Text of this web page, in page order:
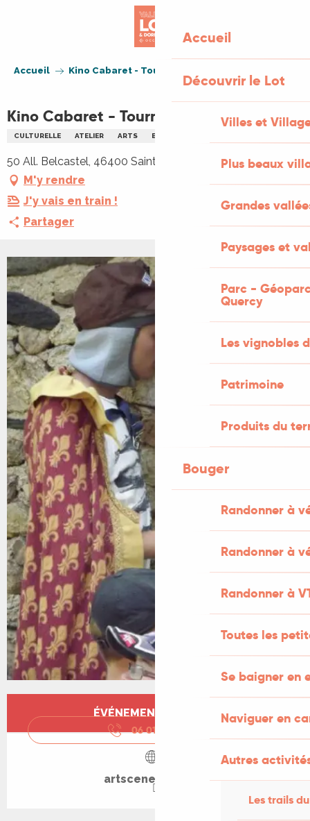
Accueil
Découvrir le Lot
Villes et
Plus beaux
Grandes
Paysages et
Parc -
Quercy
Les vignobles
Patrimoine
Produits du
Bouger
Randonner à
Randonner à
Randonner à
Toutes les
Se baigner en
Naviguer en
Autres
Les trails
Accueil Kino Cabaret - Tournage Court-Métrage
Kino Cabaret - Tournage Court-Métrage
CULTURELLE ATELIER ARTS BIEN-ÊTRE
50 All. Belcastel, 46400 Saint-Vincent-du-Pendit
M'y rendre
J'y vais en train !
Partager
Ouverture et coordonnées
ÉVÉNEMENT TERMINÉ
06 01 56 40
artscenesetcie.fr